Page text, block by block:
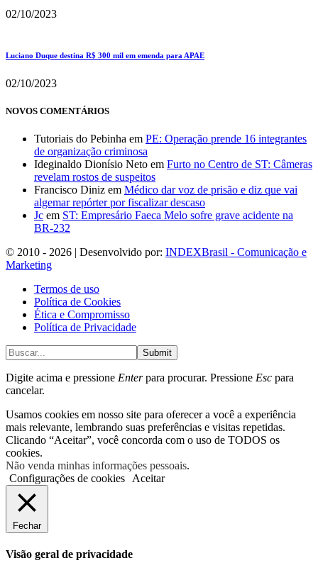
02/10/2023
Luciano Duque destina R$ 300 mil em emenda para APAE
02/10/2023
NOVOS COMENTÁRIOS
Tutoriais do Pebinha em PE: Operação prende 16 integrantes
de organização criminosa
Ideginaldo Dionísio Neto em Furto no Centro de ST: Câmeras
revelam rostos de suspeitos
Francisco Diniz em Médico dar voz de prisão e diz que vai
algemar repórter por fiscalizar descaso
Jc em ST: Empresário Faeca Melo sofre grave acidente na
BR-232
© 2010 - 2026 | Desenvolvido por: INDEXBrasil - Comunicação e
Marketing
Termos de uso
Política de Cookies
Ética e Compromisso
Política de Privacidade
Submit
Digite acima e pressione Enterpara procurar. Pressione Esc para
cancelar.
Usamos cookies em nosso site para oferecer a você a experiência
mais relevante, lembrando suas preferências e visitas repetidas.
Clicando “Aceitar”, você concorda com o uso de TODOS os
cookies.
Não venda minhas informações pessoais.
Configurações de cookies
Aceitar
Fechar
Visão geral de privacidade